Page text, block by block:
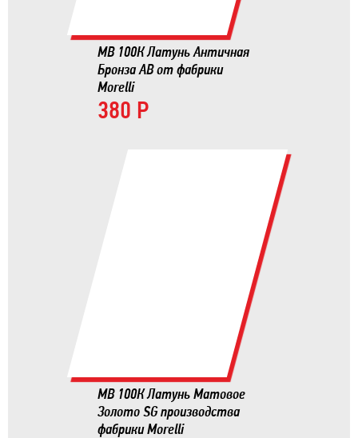
MB 100К Латунь Античная
Бронза AB от фабрики
Morelli
380 Р
MB 100К Латунь Матовое
Золото SG производства
фабрики Morelli